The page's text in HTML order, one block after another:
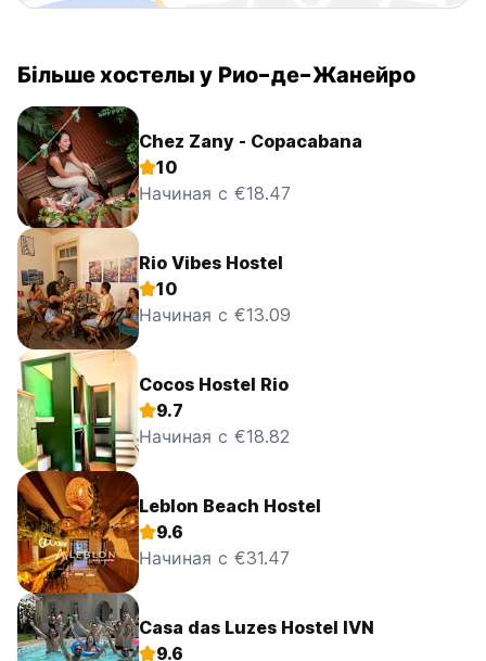
Більше хостелы у Рио-де-Жанейро
Chez Zany - Copacabana
10
Начиная с €18.47
Rio Vibes Hostel
10
Начиная с €13.09
Cocos Hostel Rio
9.7
Начиная с €18.82
Leblon Beach Hostel
9.6
Начиная с €31.47
Casa das Luzes Hostel IVN
9.6